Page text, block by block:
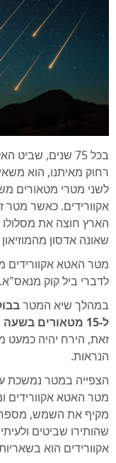
בכל 75 שנים,
רחוק מאיתנו, הוא
לשני מטרי מטאורים
אקוורידים. כאשר מטר
הארץ חוצה את
שאונה אדסון
מטר האטא אקוורידים
לדברי ביל קוק מנאס"א.
במהלך שיא המטר
ל-15 מטאורים בשעה
זאת, הירח יהיה כמעט
הנראות.
מטר האטא אקוורידים
מקיף את השמש, מספר
שהותירו שביטים
אקוורידים הוא